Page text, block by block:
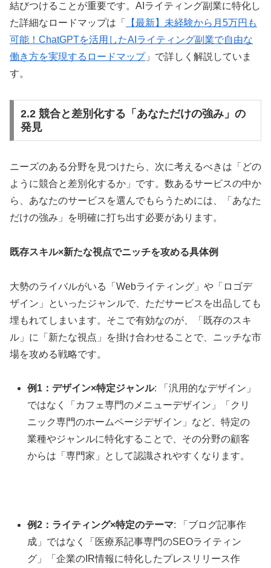
結びつけることが重要です。AIライティング副業に特化し
た詳細なロードマップは「
【最新】未経験から月5万円も
可能！ChatGPTを活用したAIライティング副業で自由な
働き方を実現するロードマップ」で詳しく解説していま
す。
2.2 競合と差別化する「あなただけの強み」の
発見
ニーズのある分野を見つけたら、次に考えるべきは「どの
ように競合と差別化するか」です。数あるサービスの中か
ら、あなたのサービスを選んでもらうためには、「あなた
だけの強み」を明確に打ち出す必要があります。
既存スキル×新たな視点でニッチを攻める具体例
大勢のライバルがいる「Webライティング」や「ロゴデ
ザイン」といったジャンルで、ただサービスを出品しても
埋もれてしまいます。そこで有効なのが、「既存のスキ
ル」に「新たな視点」を掛け合わせることで、ニッチな市
場を攻める戦略です。
例1：デザイン×特定ジャンル: 「汎用的なデザイン」
ではなく「カフェ専門のメニューデザイン」「クリ
ニック専門のホームページデザイン」など、特定の
業種やジャンルに特化することで、その分野の顧客
からは「専門家」として認識されやすくなります。
例2：ライティング×特定のテーマ: 「ブログ記事作
成」ではなく「医療系記事専門のSEOライティン
グ」「企業のIR情報に特化したプレスリリース作